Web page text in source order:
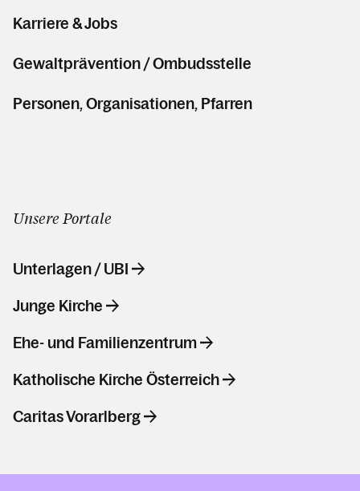
Karriere & Jobs
Gewaltprävention / Ombudsstelle
Personen, Organisationen, Pfarren
Unsere Portale
Unterlagen / UBI
Junge Kirche
Ehe- und Familienzentrum
Katholische Kirche Österreich
Caritas Vorarlberg